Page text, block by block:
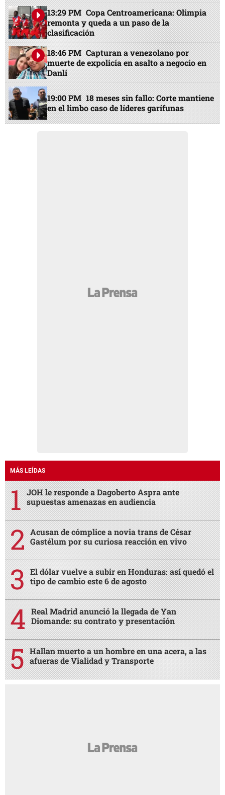
13:29 PM Copa Centroamericana: Olimpia
remonta y queda a un paso de la
clasificación
18:46 PM Capturan a venezolano por
muerte de expolicía en asalto a negocio en
Danlí
19:00 PM 18 meses sin fallo: Corte mantiene
en el limbo caso de líderes garífunas
MÁS LEÍDAS
JOH le responde a Dagoberto Aspra ante
supuestas amenazas en audiencia
Acusan de cómplice a novia trans de César
Gastélum por su curiosa reacción en vivo
El dólar vuelve a subir en Honduras: así quedó el
tipo de cambio este 6 de agosto
Real Madrid anunció la llegada de Yan
Diomande: su contrato y presentación
Hallan muerto a un hombre en una acera, a las
afueras de Vialidad y Transporte